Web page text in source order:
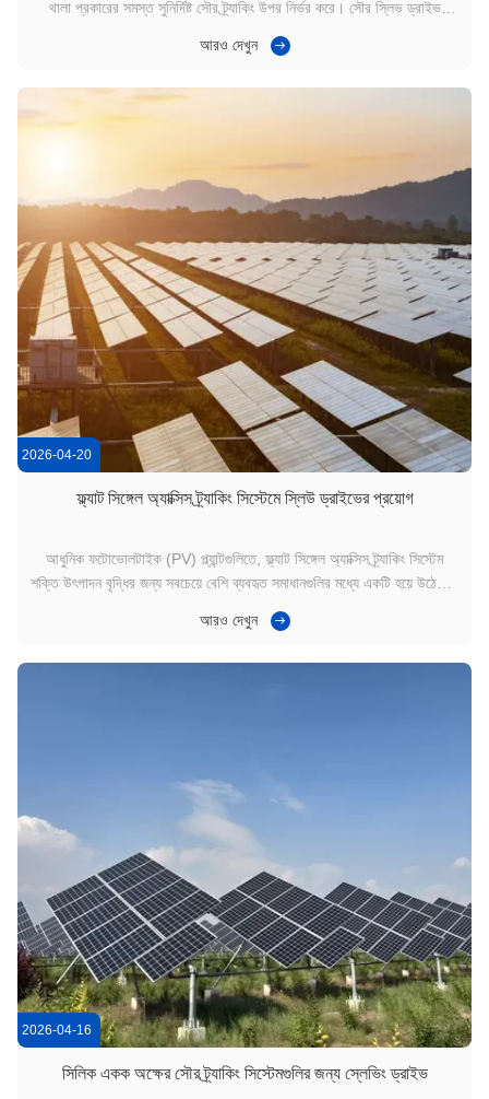
থালা প্রকারের সমস্ত সুনির্দিষ্ট সৌর ট্র্যাকিং উপর নির্ভর করে। সৌর স্লিভ ড্রাইভ
সিস্টেম ডিজাইনের উপর নির্ভর করে অনুভূমিক বা উল্লম্ব অবস্থানে ই...
আরও দেখুন
2026-04-20
ফ্ল্যাট সিঙ্গেল অ্যাক্সিস ট্র্যাকিং সিস্টেমে স্লিউ ড্রাইভের প্রয়োগ
আধুনিক ফটোভোলটাইক (PV) প্ল্যান্টগুলিতে, ফ্ল্যাট সিঙ্গেল অ্যাক্সিস ট্র্যাকিং সিস্টেম
শক্তি উৎপাদন বৃদ্ধির জন্য সবচেয়ে বেশি ব্যবহৃত সমাধানগুলির মধ্যে একটি হয়ে উঠেছে।
Gearbox, বা Solar Slewing Drive নামেও পরিচিত, যা সুনির্দিষ্ট ঘূর...
আরও দেখুন
2026-04-16
সিলিক একক অক্ষের সৌর ট্র্যাকিং সিস্টেমগুলির জন্য স্লেভিং ড্রাইভ